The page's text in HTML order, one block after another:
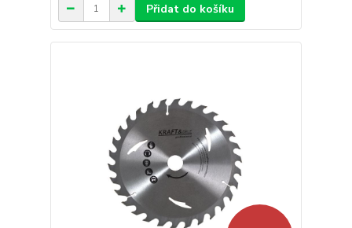
Přidat do košíku